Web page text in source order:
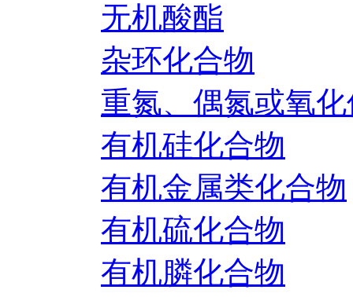
无机酸酯
杂环化合物
重氮、偶氮或氧
有机硅化合物
有机金属类化合物
有机硫化合物
有机膦化合物